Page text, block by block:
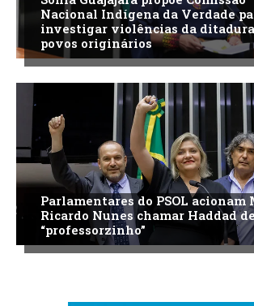
Nacional Indígena da Verdade
investigar violências da
povos originários
Parlamentares do PSOL acionam
Ricardo Nunes chamar Haddad
“professorzinho”